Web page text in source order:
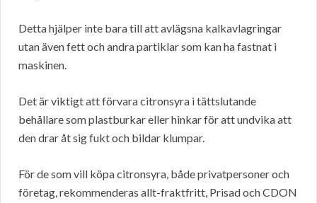
Detta hjälper inte bara till att avlägsna kalkavlagringar
utan även fett och andra partiklar som kan ha fastnat i
maskinen.
Det är viktigt att förvara citronsyra i tättslutande
behållare som plastburkar eller hinkar för att undvika att
den drar åt sig fukt och bildar klumpar.
För de som vill köpa citronsyra, både privatpersoner och
företag, rekommenderas allt-fraktfritt, Prisad och CDON